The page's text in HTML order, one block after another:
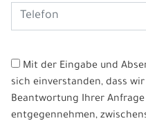
Mit der Eingabe und
sich einverstanden, dass
Beantwortung Ihrer
entgegennehmen,